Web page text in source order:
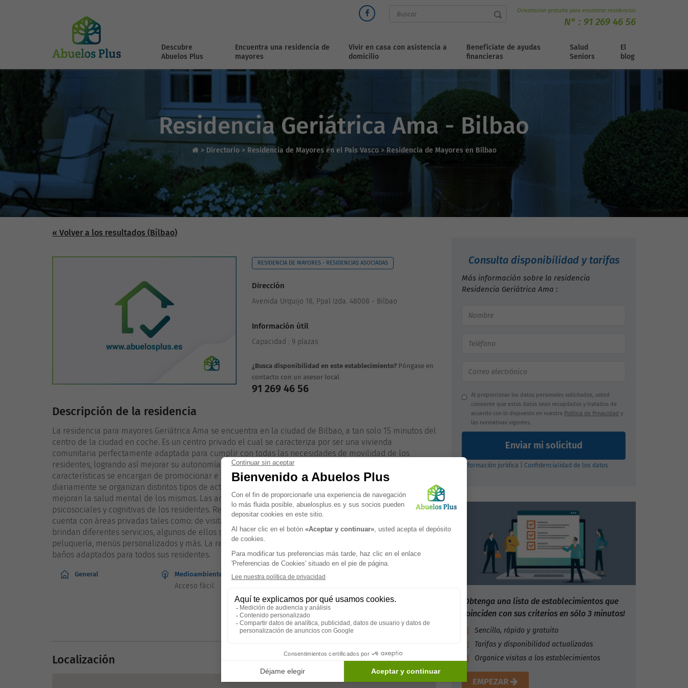
Orientacion gratuita para encontrar residencias
N° : 91 269 46 56
Descubre
Abuelos Plus
Encuentra una residencia de
mayores
Vivir en casa con asistencia a
domicilio
Benefíciate de ayudas
financieras
Salud
Seniors
El
blog
Residencia Geriátrica Ama - Bilbao
> Directorio > Residencia de Mayores en el País Vasco > Residencia de Mayores en Bilbao
« Volver a los resultados (Bilbao)
RESIDENCIA DE MAYORES - RESIDENCIAS ASOCIADAS
Dirección
Avenida Urquijo 18, Ppal Izda. 48008 - Bilbao
Información útil
Capacidad : 9 plazas
¿Busca disponibilidad en este establecimiento? Póngase en
contacto con un asesor local
91 269 46 56
Descripción de la residencia
La residencia para mayores Geriátrica Ama se encuentra en la ciudad de Bilbao, a tan solo 15 minutos del
centro de la ciudad en coche. Es un centro privado el cual se caracteriza por ser una vivienda
comunitaria perfectamente adaptada para cumplir con todas las necesidades de movilidad de los
residentes, logrando así mejorar su autonomía. Las residencias de mayores privadas con estas
características se encargan de promocionar e impulsar la vida social de los ancianos. Por lo tanto
diariamente se organizan distintos tipos de actividades las cuales impulsan la socialización entre ellos y
mejoran la salud mental de los mismos. Las actividades tienen el objetivo de desarrollar las capacidades
psicosociales y cognitivas de los residentes. Residencia Geriátrica Ama es una residencia para mayores,
cuenta con áreas privadas tales como: de visitas (salón, comedor), sala multiusos y jardín. También
brindan diferentes servicios, algunos de ellos son: consulta médica diaria, cocina propia, podología,
peluquería, menús personalizados y más. La residencia cuenta con habitaciones individuales, dobles y
baños adaptados para todos sus residentes.
General Medioambiente
Acceso fácil
Paramédico
Terapia
ocupacional
Psicomotricista
Localización
Consulta disponibilidad y tarifas
Más información sobre la residencia
Residencia Geriátrica Ama :
Al proporcionar los datos personales solicitados, usted
consiente que estos datos sean recopilados y tratados de
acuerdo con lo dispuesto en nuestra Política de Privacidad y
las normativas vigentes.
Enviar mi solicitud
Información jurídica Confidencialidad de los datos
¡Obtenga una lista de establecimientos que
coinciden con sus criterios en sólo 3 minutos!
Sencillo, rápido y gratuito
Tarifas y disponibilidad actualizadas
Organice visitas a los establecimientos
EMPEZAR